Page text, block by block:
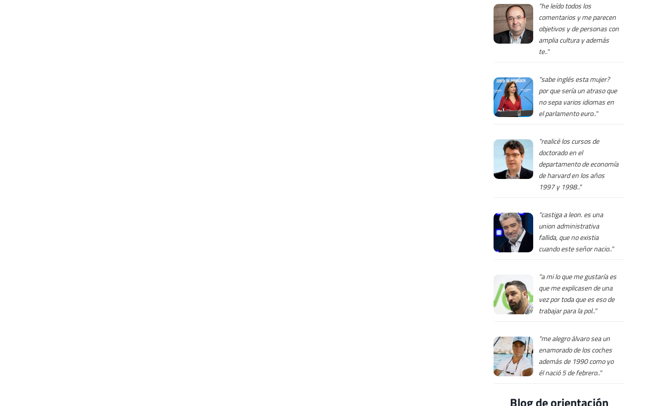
"he leído todos los
comentarios y me parecen
objetivos y de personas con
amplia cultura y además
te.."
"sabe inglés esta mujer?
por que sería un atraso que
no sepa varios idiomas en
el parlamento euro.."
"realicé los cursos de
doctorado en el
departamento de economía
de harvard en los años
1997 y 1998.."
"castiga a leon. es una
union administrativa
fallida, que no existia
cuando este señor nacio.."
"a mi lo que me gustaría es
que me explicasen de una
vez por toda que es eso de
trabajar para la pol.."
"me alegro álvaro sea un
enamorado de los coches
además de 1990 como yo
él nació 5 de febrero.."